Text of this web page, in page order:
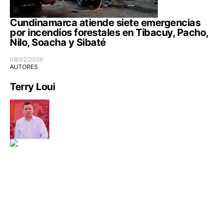
Cundinamarca atiende siete emergencias
por incendios forestales en Tibacuy, Pacho,
Nilo, Soacha y Sibaté
08/02/2026
AUTORES
Terry Loui